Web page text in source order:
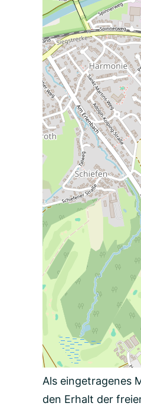
Als eingetragenes
den Erhalt der